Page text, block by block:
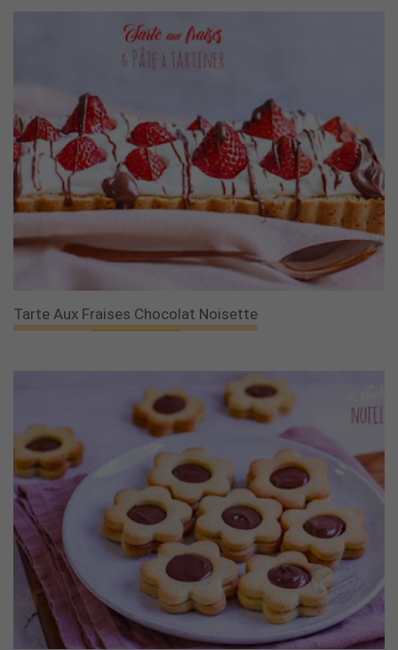
Tarte Aux Fraises Chocolat Noisette